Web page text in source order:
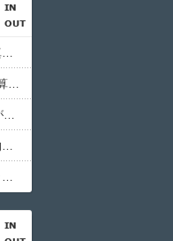
【佐藤二朗と橋本愛】どっちが悪い？ネット二分の真相とハラスメント認定の難しさ
【カルビー】白黒ポテチ4週連続減！ナフサ不足の誤算とマーケ失敗の深層
【池袋暴走】1000ページ熟読も無駄！飯塚の獄中死が曝した上級国民の闇
【共産党】募金中に中指がメガネに当たった？物理的に不可能と大爆笑
【全裸ハゲ】大阪・貝塚市で女子高生に声かけ、ネット爆笑の理由